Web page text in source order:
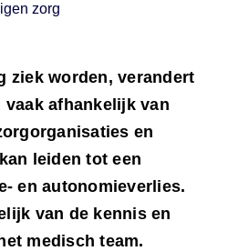
zorg
ziek worden, verandert
vaak afhankelijk van
en
leiden tot een
en autonomieverlies.
van de kennis en
medisch team.